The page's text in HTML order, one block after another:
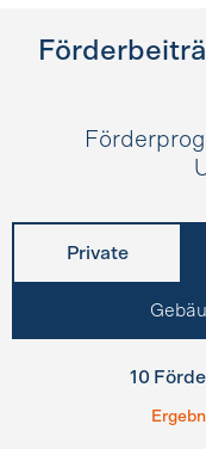
Private
10